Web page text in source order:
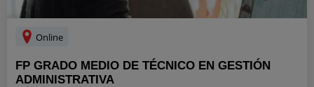
Online
FP GRADO MEDIO DE TÉCNICO EN GESTIÓN
ADMINISTRATIVA